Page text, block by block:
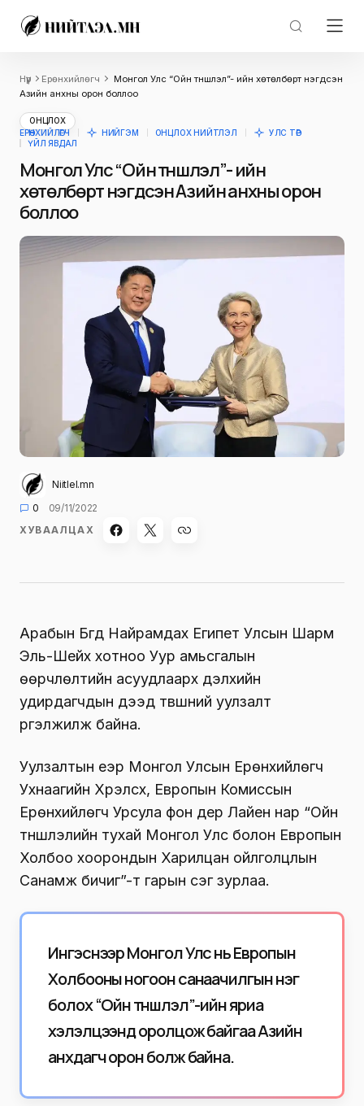
Нүүр Ерөнхийлөгч
Монгол Улс “Ойн түншлэл”- ийн хөтөлбөрт нэгдсэн
Азийн анхны орон боллоо
ОНЦЛОХ
ЕРӨНХИЙЛӨГЧ
НИЙГЭМ ОНЦЛОХ НИЙТЛЭЛ
УЛС ТӨР
ҮЙЛ ЯВДАЛ
Монгол Улс “Ойн түншлэл”- ийн
хөтөлбөрт нэгдсэн Азийн анхны орон
боллоо
Niitlel.mn
0
09/11/2022
ХУВААЛЦАХ
Арабын Бүгд Найрамдах Египет Улсын Шарм
Эль-Шейх хотноо Уур амьсгалын
өөрчлөлтийн асуудлаарх дэлхийн
удирдагчдын дээд түвшний уулзалт
үргэлжилж байна.
Уулзалтын үеэр Монгол Улсын Ерөнхийлөгч
Ухнаагийн Хүрэлсүх, Европын Комиссын
Ерөнхийлөгч Урсула фон дер Лайен нар “Ойн
түншлэлийн тухай Монгол Улс болон Европын
Холбоо хоорондын Харилцан ойлголцлын
Санамж бичиг”-т гарын үсэг зурлаа.
Ингэснээр Монгол Улс нь Европын
Холбооны ногоон санаачилгын нэг
болох “Ойн түншлэл”-ийн яриа
хэлэлцээнд оролцож байгаа Азийн
анхдагч орон болж байна.